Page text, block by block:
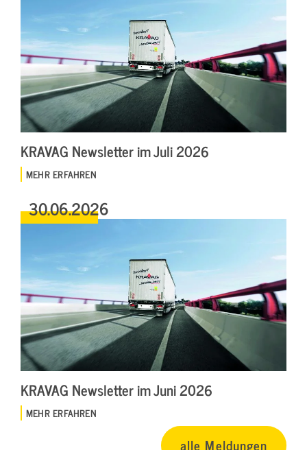
KRAVAG Newsletter im Juli 2026
MEHR ERFAHREN
30.06.2026
KRAVAG Newsletter im Juni 2026
MEHR ERFAHREN
alle Meldungen